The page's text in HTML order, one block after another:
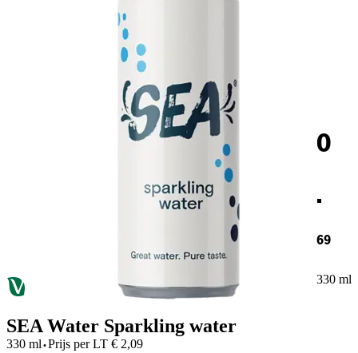
0
.
69
330 ml
SEA Water Sparkling water
330 ml·Prijs per LT € 2,09